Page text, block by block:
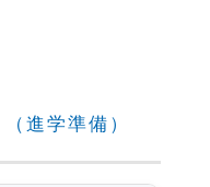
進学準備）